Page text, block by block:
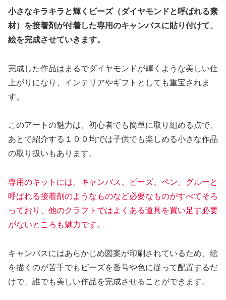
小さなキラキラと輝くビーズ（ダイヤモンドと呼ばれる素
材）を接着剤が付着した専用のキャンバスに貼り付けて、
絵を完成させていきます。
完成した作品はまるでダイヤモンドが輝くような美しい仕
上がりになり、インテリアやギフトとしても重宝されま
す。
このアートの魅力は、初心者でも簡単に取り組める点で、
あとで紹介する１００均では子供でも楽しめる小さな作品
の取り扱いもあります。
専用のキットには、キャンバス、ビーズ、ペン、グルーと
呼ばれる接着剤のようなものなど必要なものがすべてそろ
っており、他のクラフトではよくある道具を買い足す必要
がないところも魅力です。
キャンバスにはあらかじめ図案が印刷されているため、絵
を描くのが苦手でもビーズを番号や色に従って配置するだ
けで、誰でも美しい作品を完成させることができます。